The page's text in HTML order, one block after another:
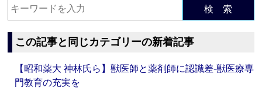
検 索
この記事と同じカテゴリーの新着記事
【昭和薬大 神林氏ら】獣医師と薬剤師に認識差‐獣医療専
門教育の充実を